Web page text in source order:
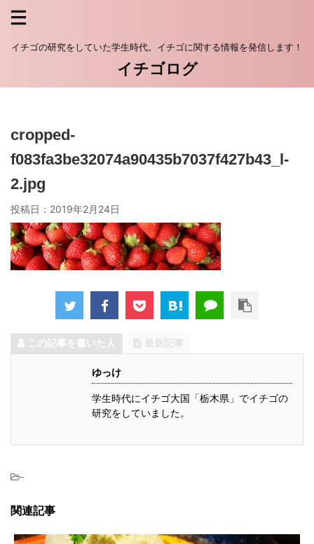
イチゴの研究をしていた学生時代。イチゴに関する情報を発信します！
イチゴログ
cropped-
f083fa3be32074a90435b7037f427b43_l-
2.jpg
投稿日： 2019年2月24日
この記事を書いた人
ゆっけ
学生時代にイチゴ大国「栃木県」でイチゴの
研究をしていました。
-
関連記事